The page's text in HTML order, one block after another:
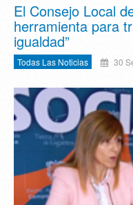
El Consejo Local
herramienta para
igualdad”
Todas Las Noticias 30